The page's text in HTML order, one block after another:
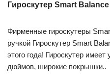
Гироскутер Smart
Фирменные гироскутеры
ручкой Гироскутер Smart
этого года! Гироскутер
дюймов, широкие покрышки..